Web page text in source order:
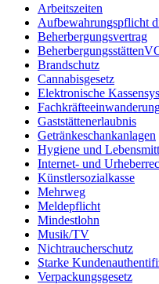
Arbeitszeiten
Aufbewahrungspflicht
Beherbergungsvertrag
Brandschutz
Cannabisgesetz
Elektronische
Gaststättenerlaubnis
Getränkeschankanlagen
Hygiene und
Internet- und
Künstlersozialkasse
Mehrweg
Meldepflicht
Mindestlohn
Musik/TV
Nichtraucherschutz
Starke
Verpackungsgesetz